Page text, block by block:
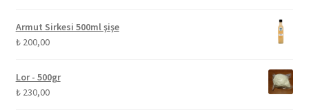
Armut Sirkesi 500ml şişe
₺200,00
Lor - 500gr
₺230,00